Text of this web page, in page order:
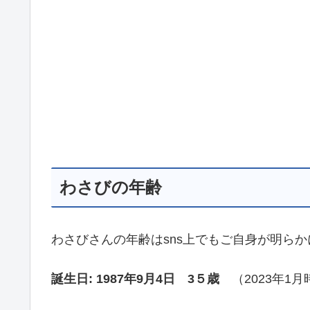
わさびの年齢
わさびさんの年齢はsns上でもご自身が明らか
誕生日: 1987年9月4日 3５歳 （2023年1月